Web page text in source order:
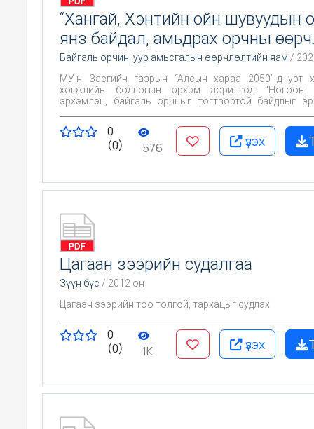
“Хангай, Хэнтийн ойн шувуудын
янз байдал, амьдрах орчны
Байгаль орчин, уур амьсгалын өөрчлөлтийн яам /
МУ-н Засгийн газрын “Алсын хараа 2050”-д урт
хөгжлийн бодлогын эрхэм зорилгод “Ногоон
эрхэмлэн, байгаль орчныг тогтвортой байдлыг
чадвартай улс доторх бүсүүдийг хөгжүүлнэ”
чиглэл болгон байгаль хүрээлэн буй орчин хүрээлэн
нэгдмэл, тэнцвэрт байдал, биологийн олон
0
(0)
576 үзэх
Цагаан зээрийн судалгаа
Зүүн бүс / 2012 он
Цагаан зээрийн тоо толгой, тархацыг судлах
0
(0)
1K үзэх